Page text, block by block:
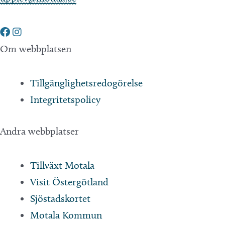
Om webbplatsen
Tillgänglighetsredogörelse
Integritetspolicy
Andra webbplatser
Tillväxt Motala
Visit Östergötland
Sjöstadskortet
Motala Kommun